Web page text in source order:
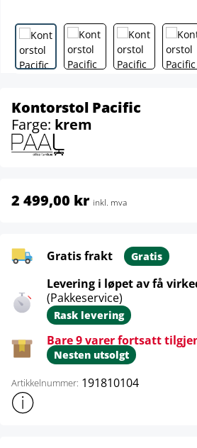
Kontorstol Pacific
Farge: krem
2 499,00 kr inkl. mva
Gratis frakt Gratis
Levering i løpet av få
(Pakkeservice)
Rask levering
Bare 9 varer fortsatt
Nesten utsolgt
Artikkelnummer: 191810104
Vis mer produktinformasjon